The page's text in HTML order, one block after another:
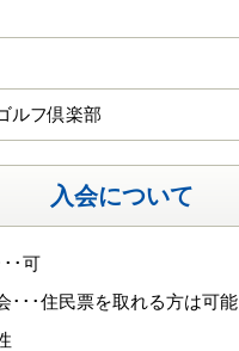
ルフ倶楽部
入会について
･･可
･･･住民票を取れる方は可能